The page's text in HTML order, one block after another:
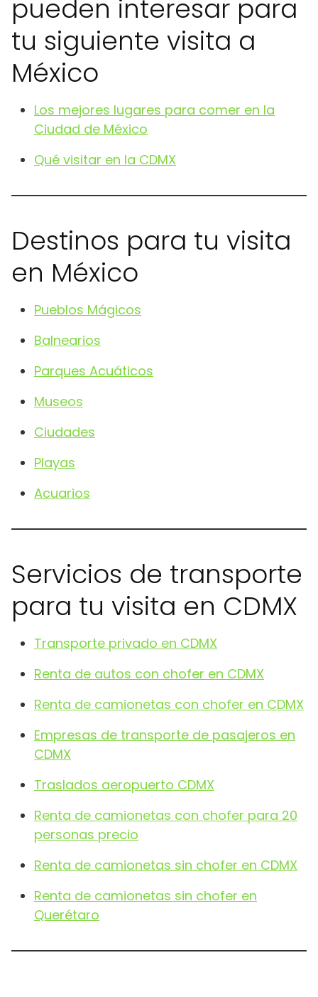
pueden interesar para
tu siguiente visita a
México
Los mejores lugares para comer en la
Ciudad de México
Qué visitar en la CDMX
Destinos para tu visita
en México
Pueblos Mágicos
Balnearios
Parques Acuáticos
Museos
Ciudades
Playas
Acuarios
Servicios de transporte
para tu visita en CDMX
Transporte privado en CDMX
Renta de autos con chofer en CDMX
Renta de camionetas con chofer en CDMX
Empresas de transporte de pasajeros en
CDMX
Traslados aeropuerto CDMX
Renta de camionetas con chofer para 20
personas precio
Renta de camionetas sin chofer en CDMX
Renta de camionetas sin chofer en
Querétaro